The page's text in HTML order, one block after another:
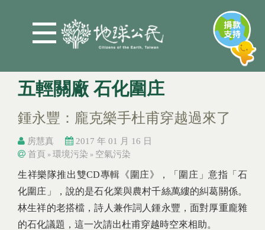
五輕關廠 石化圍庄
鍾永豐：龐克樂手杜甫穿越過來了
房慧真 2017 年 01 月 16 日
You are here
首頁 » 環境污染 » 空氣污染
You are here
生祥樂隊推出雙CD專輯《圍庄》，「圍庄」意指「石
化圍庄」，說的是石化業與農村千絲萬縷的糾葛關係。
林生祥的老搭檔，詩人兼作詞人鍾永豐，面對厚重龐雜
的石化議題，這一次請出杜甫穿越時空來相助。